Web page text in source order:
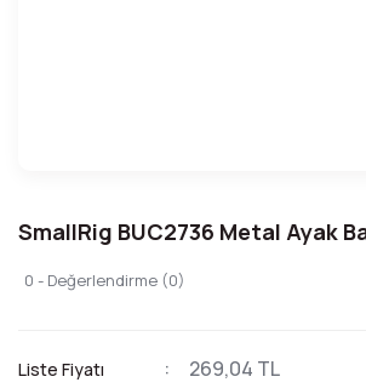
SmallRig BUC2736 Metal Ayak
0 - Değerlendirme (0)
Liste Fiyatı 269,04 TL